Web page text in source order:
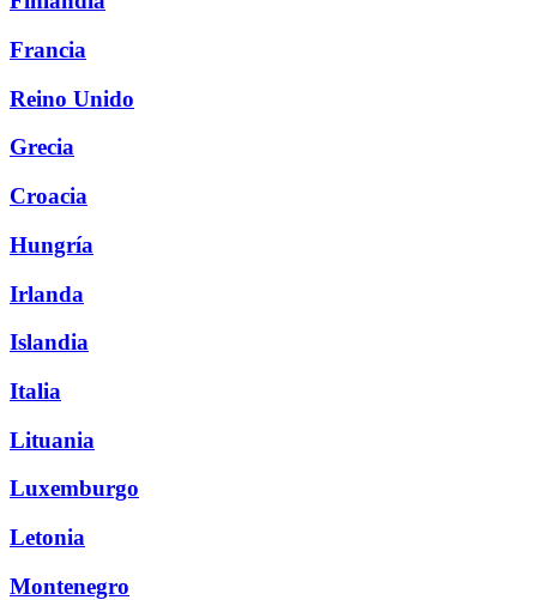
Francia
Reino Unido
Grecia
Croacia
Hungría
Irlanda
Islandia
Italia
Lituania
Luxemburgo
Letonia
Montenegro